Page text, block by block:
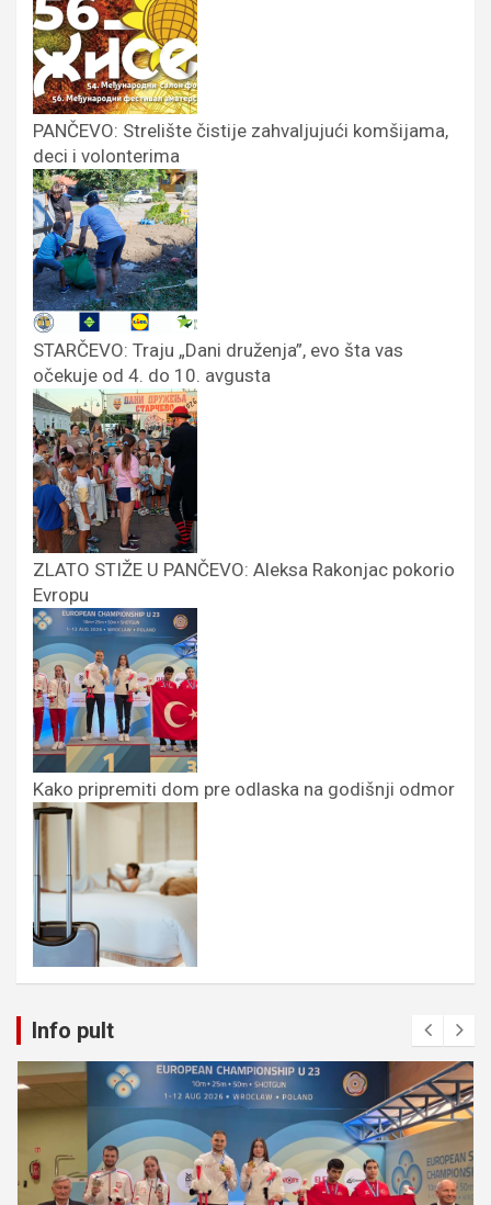
PANČEVO: Strelište čistije zahvaljujući komšijama,
deci i volonterima
STARČEVO: Traju „Dani druženja”, evo šta vas
očekuje od 4. do 10. avgusta
ZLATO STIŽE U PANČEVO: Aleksa Rakonjac pokorio
Evropu
Kako pripremiti dom pre odlaska na godišnji odmor
Info pult